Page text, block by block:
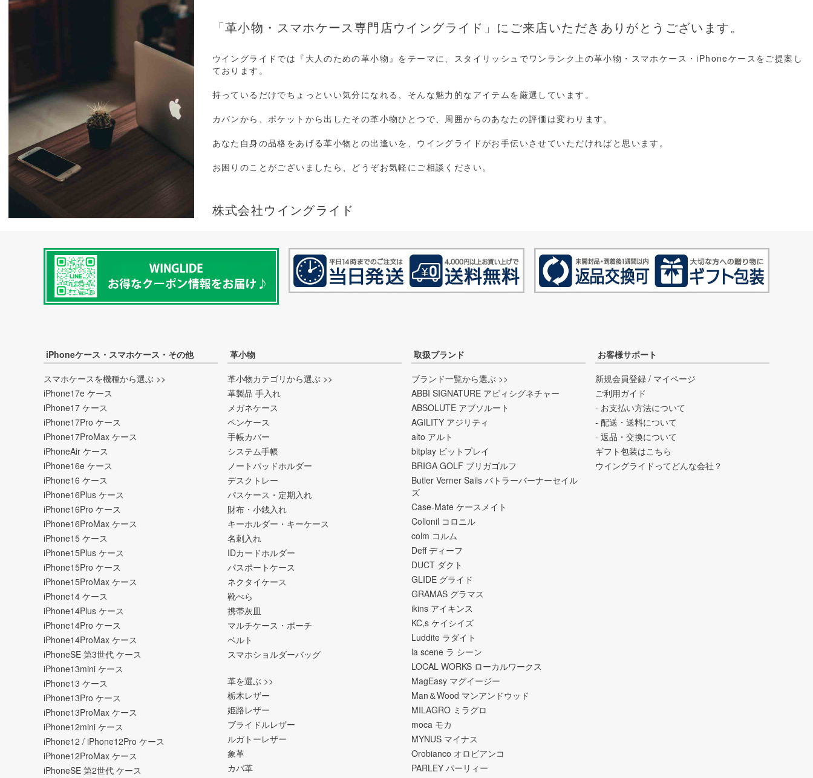
「革小物・スマホケース専門店ウイングライド」にご来店いただきありがとうございます。
ウイングライドでは『大人のための革小物』をテーマに、スタイリッシュでワンランク上の革小物・スマホケース・iPhoneケースをご提案し
ております。
持っているだけでちょっといい気分になれる、そんな魅力的なアイテムを厳選しています。
カバンから、ポケットから出したその革小物ひとつで、周囲からのあなたの評価は変わります。
あなた自身の品格をあげる革小物との出逢いを、ウイングライドがお手伝いさせていただければと思います。
お困りのことがございましたら、どうぞお気軽にご相談ください。
株式会社ウイングライド
iPhoneケース・スマホケース・その他
スマホケースを機種から選ぶ >>
iPhone17e ケース
iPhone17 ケース
iPhone17Pro ケース
iPhone17ProMax ケース
iPhoneAir ケース
iPhone16e ケース
iPhone16 ケース
iPhone16Plus ケース
iPhone16Pro ケース
iPhone16ProMax ケース
iPhone15 ケース
iPhone15Plus ケース
iPhone15Pro ケース
iPhone15ProMax ケース
iPhone14 ケース
iPhone14Plus ケース
iPhone14Pro ケース
iPhone14ProMax ケース
iPhoneSE 第3世代 ケース
iPhone13mini ケース
iPhone13 ケース
iPhone13Pro ケース
iPhone13ProMax ケース
iPhone12mini ケース
iPhone12 / iPhone12Pro ケース
iPhone12ProMax ケース
iPhoneSE 第2世代 ケース
革小物
革小物カテゴリから選ぶ >>
革製品 手入れ
メガネケース
ペンケース
手帳カバー
システム手帳
ノートパッドホルダー
デスクトレー
パスケース・定期入れ
財布・小銭入れ
キーホルダー・キーケース
名刺入れ
IDカードホルダー
パスポートケース
ネクタイケース
靴べら
携帯灰皿
マルチケース・ポーチ
ベルト
スマホショルダーバッグ
革を選ぶ >>
栃木レザー
姫路レザー
ブライドルレザー
ルガトーレザー
象革
カバ革
取扱ブランド
ブランド一覧から選ぶ >>
ABBI SIGNATURE アビィシグネチャー
ABSOLUTE アブソルート
AGILITY アジリティ
alto アルト
bitplay ビットプレイ
BRIGA GOLF ブリガゴルフ
Butler Verner Sails バトラーバーナーセイル
ズ
Case-Mate ケースメイト
Collonil コロニル
colm コルム
Deff ディーフ
DUCT ダクト
GLIDE グライド
GRAMAS グラマス
ikins アイキンス
KC,s ケイシイズ
Luddite ラダイト
la scene ラ シーン
LOCAL WORKS ローカルワークス
MagEasy マグイージー
Man＆Wood マンアンドウッド
MILAGRO ミラグロ
moca モカ
MYNUS マイナス
Orobianco オロビアンコ
PARLEY パーリィー
お客様サポート
新規会員登録 / マイページ
ご利用ガイド
- お支払い方法について
- 配送・送料について
- 返品・交換について
ギフト包装はこちら
ウイングライドってどんな会社？